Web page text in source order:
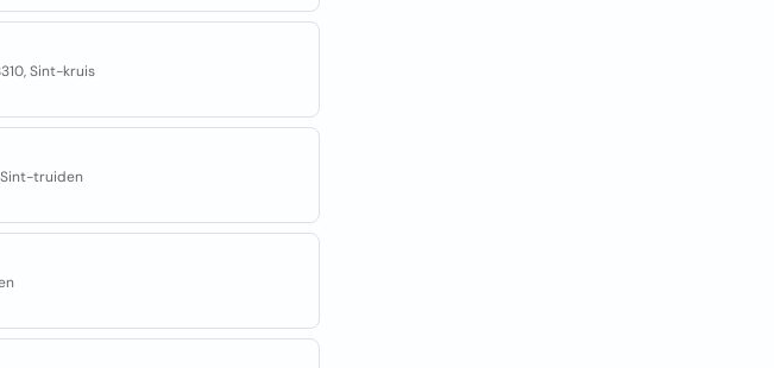
Sint-kruis
truiden